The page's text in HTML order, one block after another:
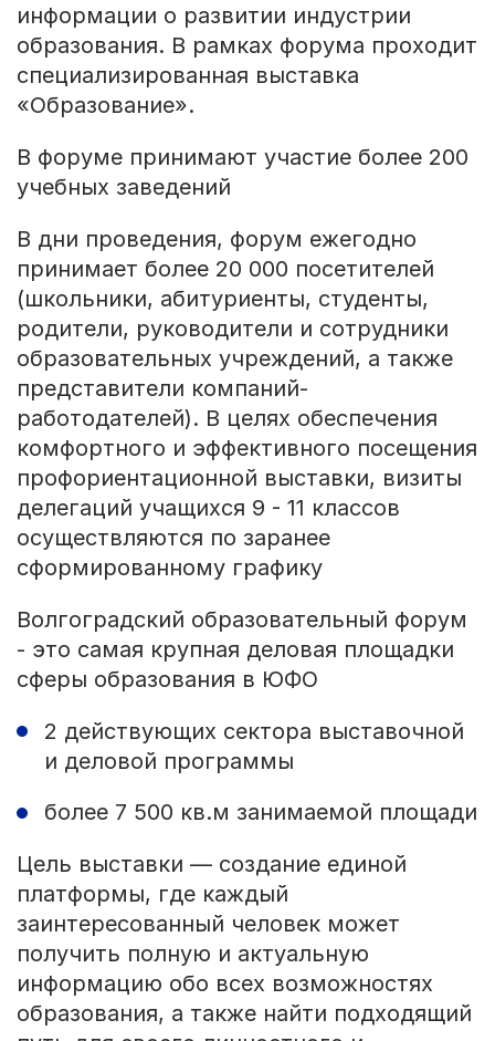
информации о развитии индустрии
образования. В рамках форума проходит
специализированная выставка
«Образование».
В форуме принимают участие более 200
учебных заведений
В дни проведения, форум ежегодно
принимает более 20 000 посетителей
(школьники, абитуриенты, студенты,
родители, руководители и сотрудники
образовательных учреждений, а также
представители компаний-
работодателей). В целях обеспечения
комфортного и эффективного посещения
профориентационной выставки, визиты
делегаций учащихся 9 - 11 классов
осуществляются по заранее
сформированному графику
Волгоградский образовательный форум
- это самая крупная деловая площадки
сферы образования в ЮФО
2 действующих сектора выставочной
и деловой программы
более 7 500 кв.м занимаемой площади
Цель выставки — создание единой
платформы, где каждый
заинтересованный человек может
получить полную и актуальную
информацию обо всех возможностях
образования, а также найти подходящий